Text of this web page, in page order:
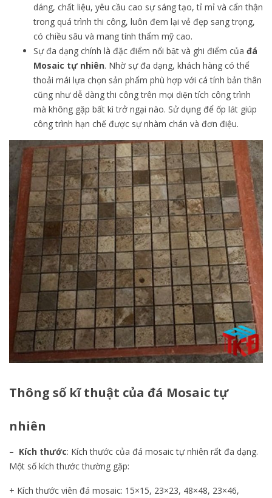
dáng, chất liệu, yêu cầu cao sự sáng tạo, tỉ mỉ và cẩn thận
trong quá trình thi công, luôn đem lại vẻ đẹp sang trọng,
có chiều sâu và mang tính thẩm mỹ cao.
Sự đa dạng chính là đặc điểm nổi bật và ghi điểm của đá
Mosaic tự nhiên. Nhờ sự đa dạng, khách hàng có thể
thoải mái lựa chọn sản phẩm phù hợp với cá tính bản thân
cũng như dễ dàng thi công trên mọi diện tích công trình
mà không gặp bất kì trở ngại nào. Sử dụng để ốp lát giúp
công trình hạn chế được sự nhàm chán và đơn điệu.
Thông số kĩ thuật của đá Mosaic tự
nhiên
– Kích thước: Kích thước của đá mosaic tự nhiên rất đa dạng.
Một số kích thước thường gặp:
+ Kích thước viên đá mosaic: 15×15, 23×23, 48×48, 23×46,